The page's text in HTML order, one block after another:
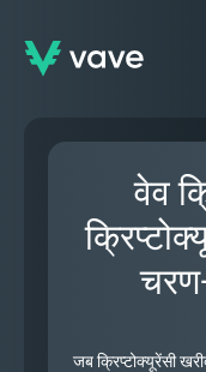
वेव
जब क्रिप्टोक्यूरेंसी